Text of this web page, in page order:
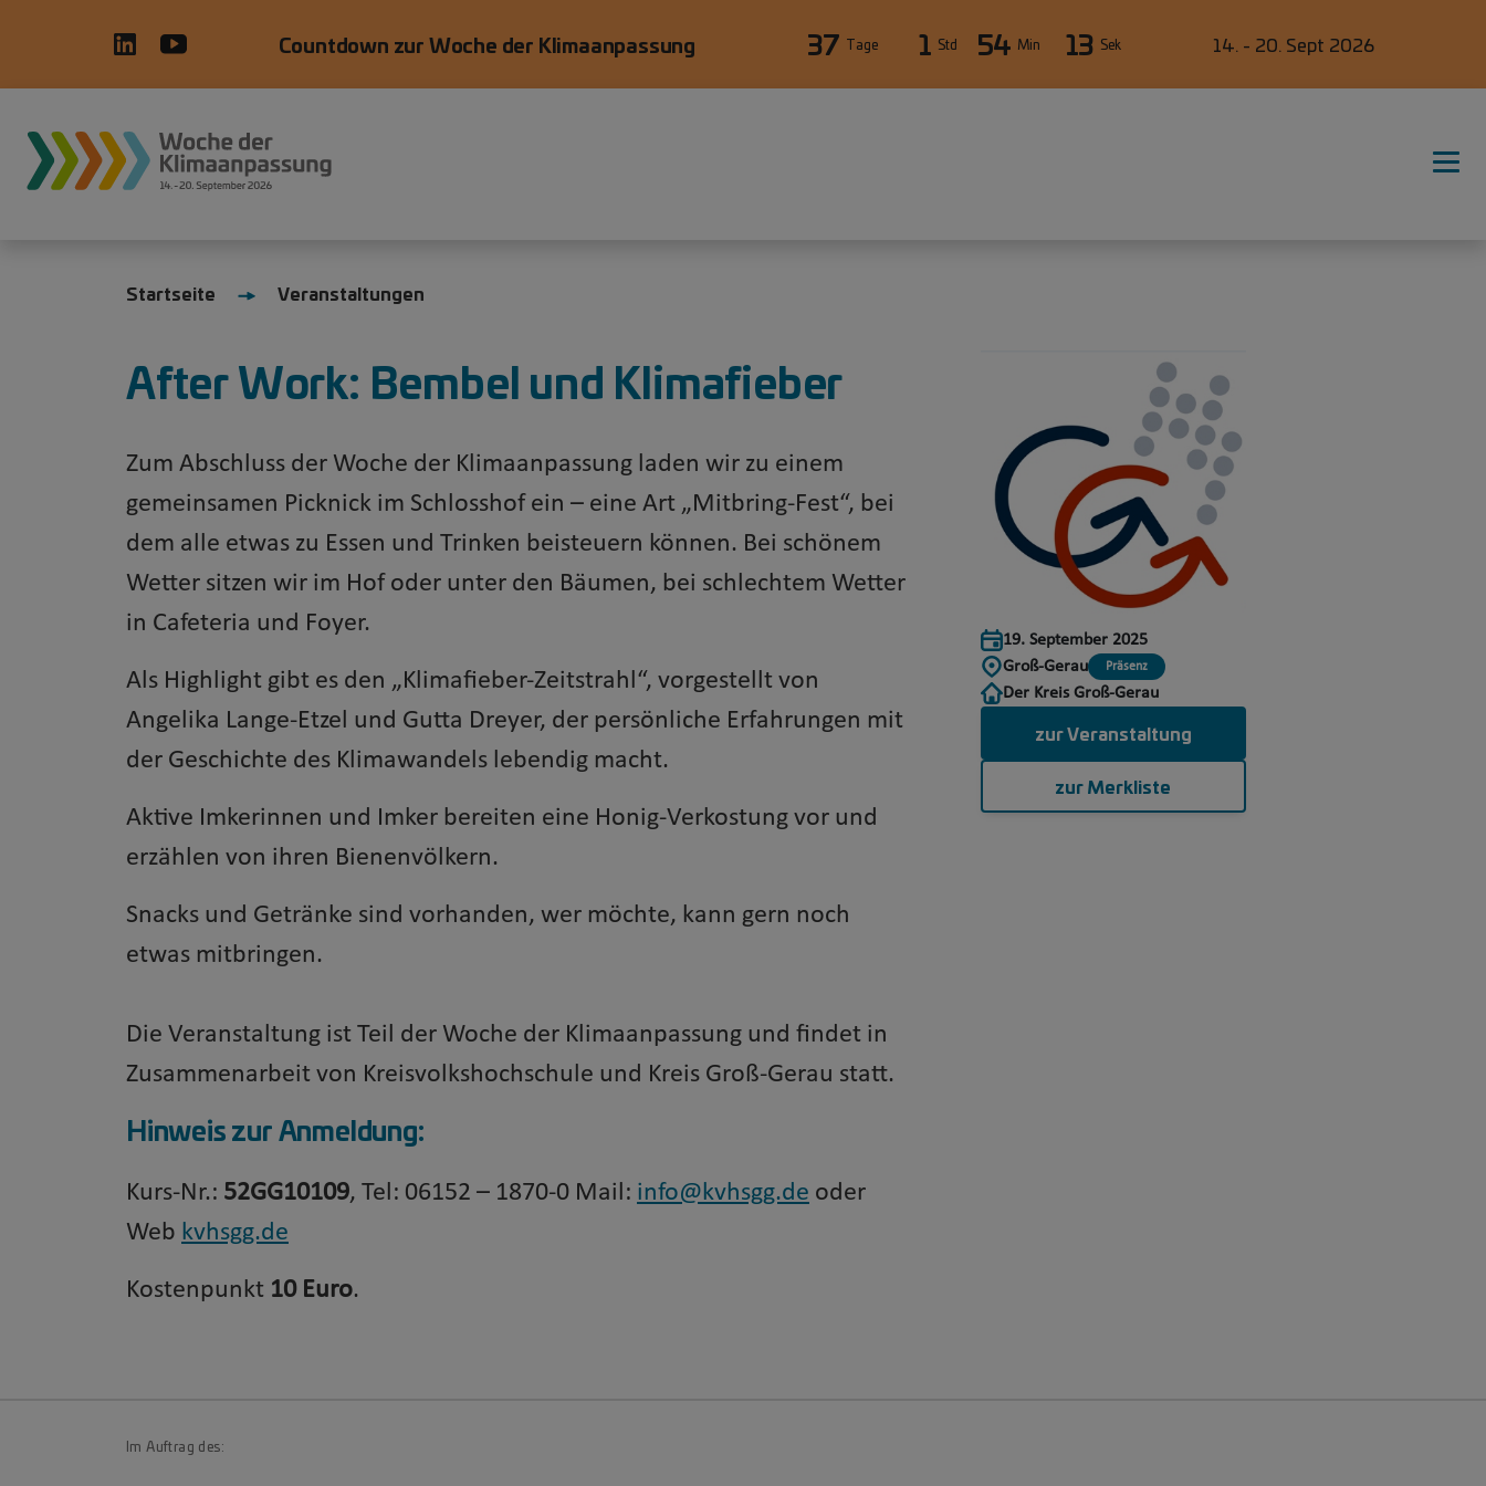
Countdown zur Woche der Klimaanpassung 37 Tage 1 Std 54 Min 13 Sek 14. - 20. Sept 2026
Startseite Veranstaltungen
After Work: Bembel und Klimafieber
Zum Abschluss der Woche der Klimaanpassung laden wir zu einem
gemeinsamen Picknick im Schlosshof ein – eine Art „Mitbring-Fest“, bei
dem alle etwas zu Essen und Trinken beisteuern können. Bei schönem
Wetter sitzen wir im Hof oder unter den Bäumen, bei schlechtem Wetter
in Cafeteria und Foyer.
Als Highlight gibt es den „Klimafieber-Zeitstrahl“, vorgestellt von
Angelika Lange-Etzel und Gutta Dreyer, der persönliche Erfahrungen mit
der Geschichte des Klimawandels lebendig macht.
Aktive Imkerinnen und Imker bereiten eine Honig-Verkostung vor und
erzählen von ihren Bienenvölkern.
Snacks und Getränke sind vorhanden, wer möchte, kann gern noch
etwas mitbringen.
Die Veranstaltung ist Teil der Woche der Klimaanpassung und findet in
Zusammenarbeit von Kreisvolkshochschule und Kreis Groß-Gerau statt.
Hinweis zur Anmeldung:
Kurs-Nr.: 52GG10109, Tel: 06152 – 1870-0 Mail: info@kvhsgg.de oder
Web kvhsgg.de
Kostenpunkt 10 Euro.
19. September 2025
Groß-Gerau
Präsenz
Der Kreis Groß-Gerau
zur Veranstaltung
zur Merkliste
Im Auftrag des: